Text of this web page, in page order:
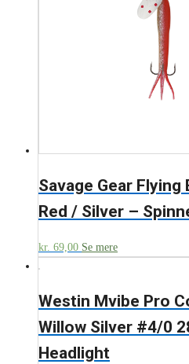
Savage Gear Flying
Red / Silver –
kr. 69,00 Se mere
Westin Mvibe Pro
Willow Silver #4/0
Headlight